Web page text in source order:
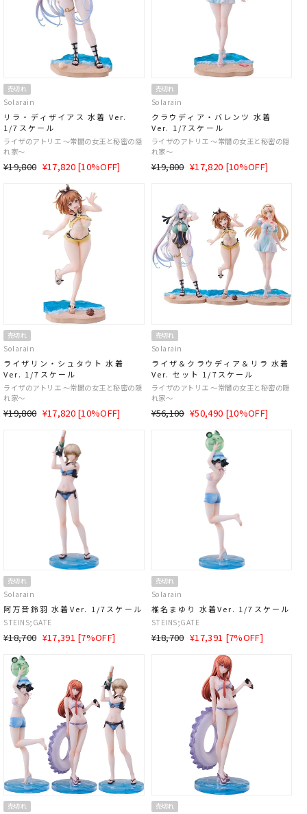
売切れ
Solarain
リラ・ディザイアス 水着 Ver.
1/7スケール
ライザのアトリエ ～常闇の女王と秘密の隠
れ家～
通
¥19,800 SALE
¥17,820 [10%OFF]
売切れ
Solarain
クラウディア・バレンツ 水着
Ver. 1/7スケール
ライザのアトリエ ～常闇の女王と秘密の隠
れ家～
通
¥19,800 SALE
¥17,820 [10%OFF]
売切れ
Solarain
ライザリン・シュタウト 水着
Ver. 1/7スケール
ライザのアトリエ ～常闇の女王と秘密の隠
れ家～
通
¥19,800 SALE
¥17,820 [10%OFF]
売切れ
Solarain
ライザ＆クラウディア＆リラ 水着
Ver. セット 1/7スケール
ライザのアトリエ ～常闇の女王と秘密の隠
れ家～
通
¥56,100 SALE
¥50,490 [10%OFF]
売切れ
Solarain
阿万音鈴羽 水着Ver. 1/7スケール
STEINS;GATE
通
価
格
¥18,700 SALE
¥17,391 [7%OFF]
売切れ
Solarain
椎名まゆり 水着Ver. 1/7スケール
STEINS;GATE
通
¥18,700 SALE
¥17,391 [7%OFF]
売切れ 売切れ